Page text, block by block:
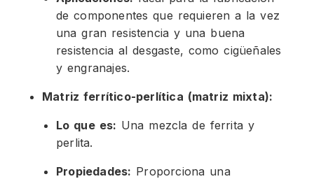
de componentes que requieren a la vez
una gran resistencia y una buena
resistencia al desgaste, como cigüeñales
y engranajes.
Matriz ferrítico-perlítica (matriz mixta):
Lo que es: Una mezcla de ferrita y
perlita.
Propiedades: Proporciona una